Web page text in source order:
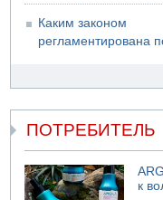
Каким законом
регламентирована
ПОТРЕБИТЕЛЬ
к